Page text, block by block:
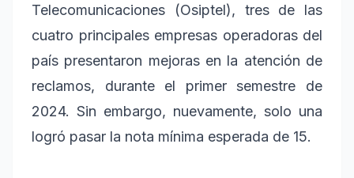
Telecomunicaciones (Osiptel), tres de las
cuatro principales empresas operadoras del
país presentaron mejoras en la atención de
reclamos, durante el primer semestre de
2024. Sin embargo, nuevamente, solo una
logró pasar la nota mínima esperada de 15.